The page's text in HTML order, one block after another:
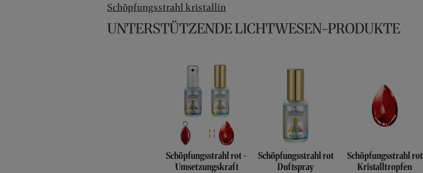
Schöpfungsstrahl kristallin
UNTERSTÜTZENDE LICHTWESEN-PRODUKTE
Schöpfungsstrahl rot -
Umsetzungskraft
Schöpfungsstrahl rot
Duftspray
Schöpfungsstrahl rot
Kristalltropfen